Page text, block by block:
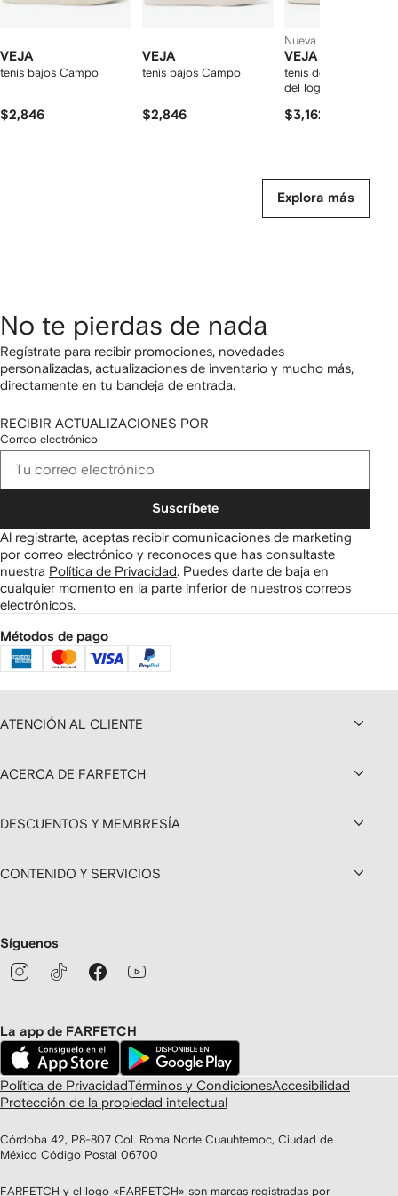
VEJA
tenis bajos Campo
$2,846
VEJA
tenis bajos Campo
$2,846
Nueva temporada
VEJA
tenis de piel con
del logo
$3,162
Explora más
No te pierdas de nada
Regístrate para recibir promociones, novedades
personalizadas, actualizaciones de inventario y mucho más,
directamente en tu bandeja de entrada.
RECIBIR ACTUALIZACIONES POR
Correo electrónico
Suscríbete
Al registrarte, aceptas recibir comunicaciones de marketing
por correo electrónico y reconoces que has consultaste
nuestra Política de Privacidad Puedes darte de baja en
cualquier momento en la parte inferior de nuestros correos
electrónicos.
Métodos de pago
ATENCIÓN AL CLIENTE
ACERCA DE FARFETCH
DESCUENTOS Y MEMBRESÍA
CONTENIDO Y SERVICIOS
Síguenos
La app de FARFETCH
Política de PrivacidadTérminos y CondicionesAccesibilidad
Protección de la propiedad intelectual
Córdoba 42, P8-807 Col. Roma Norte Cuauhtemoc, Ciudad de
México Código Postal 06700
FARFETCH y el logo «FARFETCH» son marcas registradas por